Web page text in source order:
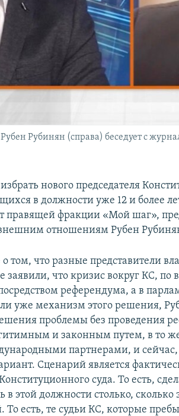
Рубинян (справа) беседует с
нового председателя
в должности уже 12 и более
правящей фракции «Мой шаг»,
отношениям Рубен
том, что разные представители
что кризис вокруг КС, по
референдума, а в
ли уже механизм этого решения,
проблемы без проведения
и законным путем, в то же
партнерами, и сейчас,
Сценарий является
суда. То есть,
в этой должности столько, сколько
То есть, те судьи КС, которые